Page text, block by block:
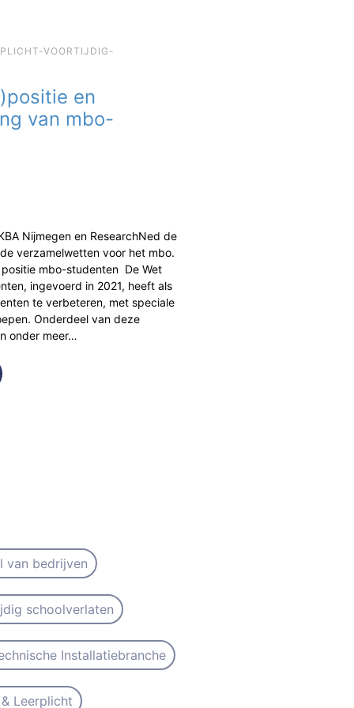
VOORTIJDIG-
en
van mbo-
Nijmegen en ResearchNed de
verzamelwetten voor het mbo.
mbo-studenten De Wet
ingevoerd in 2021, heeft als
te verbeteren, met speciale
Onderdeel van deze
onder meer…
van bedrijven
schoolverlaten
Installatiebranche
Leerplicht